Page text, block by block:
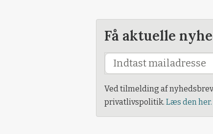
Få aktuelle
Ved tilmelding af
privatlivspolitik. Læs den her.